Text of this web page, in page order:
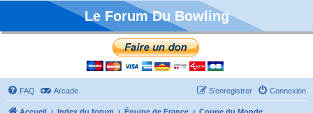
Le Forum Du Bowling
FAQ Arcade Connexion
S’enregistrer